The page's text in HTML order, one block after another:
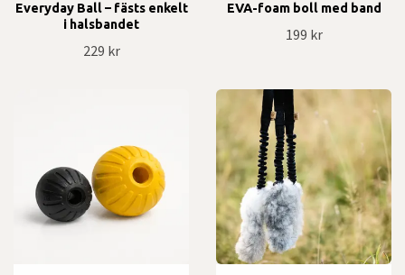
Everyday Ball – fästs enkelt
i halsbandet
229 kr
EVA-foam boll med band
199 kr